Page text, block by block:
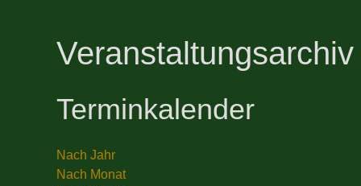
Veranstaltungsarchiv
Terminkalender
Nach Jahr
Nach Monat